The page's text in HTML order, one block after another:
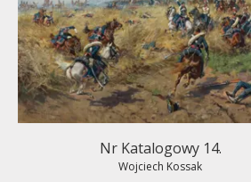
Nr Katalogowy 14.
Wojciech Kossak